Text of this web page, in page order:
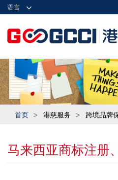
语言
首页 港慈服务 跨境品牌
马来西亚商标注册